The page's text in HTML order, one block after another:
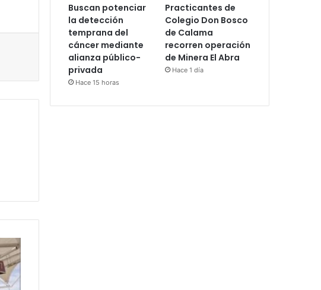
Buscan potenciar
la detección
temprana del
cáncer mediante
alianza público-
privada
Hace 15 horas
Practicantes de
Colegio Don Bosco
de Calama
recorren operación
de Minera El Abra
Hace 1 día